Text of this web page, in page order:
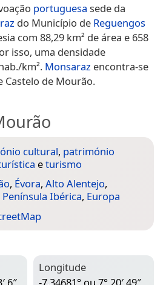
portuguesa sede da
do Município de Reguengos
com 88,29 km² de área e 658
isso, uma densidade
km². Monsaraz encontra-se
Castelo de Mourão.
cultural, património
eturismo
, Évora, Alto Alentejo,
Península Ibérica, Europa
6″
Longitude
-7,34681° ou 7° 20′ 49″